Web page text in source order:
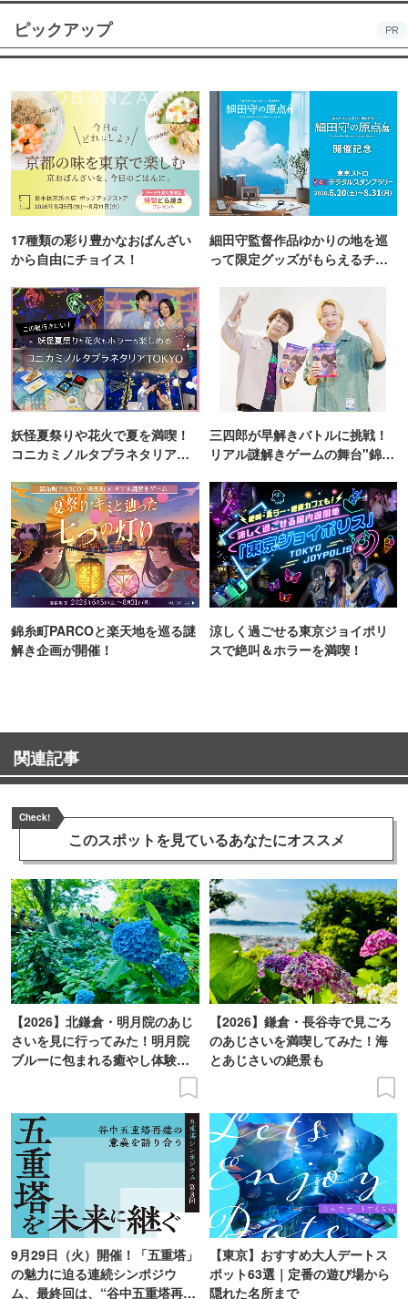
ピックアップ PR
17種類の彩り豊かなおばんざい
から自由にチョイス！
細田守監督作品ゆかりの地を巡
って限定グッズがもらえるチャ
妖怪夏祭りや花火で夏を満喫！
コニカミノルタプラネタリア
三四郎が早解きバトルに挑戦！
リアル謎解きゲームの舞台"錦糸
錦糸町PARCOと楽天地を巡る謎
解き企画が開催！
涼しく過ごせる東京ジョイポリ
スで絶叫＆ホラーを満喫！
関連記事
Check!
このスポットを見ているあなたにオススメ
【2026】北鎌倉・明月院のあじ
さいを見に行ってみた！明月院
ブルーに包まれる癒やし体験レ
【2026】鎌倉・長谷寺で見ごろ
のあじさいを満喫してみた！海
とあじさいの絶景も
9月29日（火）開催！「五重塔」
の魅力に迫る連続シンポジウ
ム、最終回は、“谷中五重塔再建
【東京】おすすめ大人デートス
ポット63選｜定番の遊び場から
隠れた名所まで